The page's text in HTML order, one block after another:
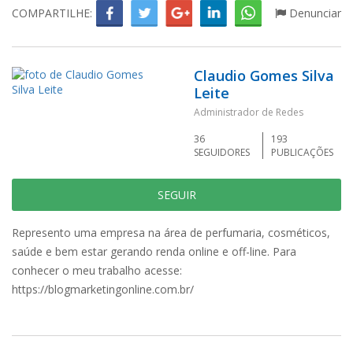
COMPARTILHE: Denunciar
Claudio Gomes Silva
Leite
Administrador de Redes
36
SEGUIDORES
193
PUBLICAÇÕES
SEGUIR
Represento uma empresa na área de perfumaria, cosméticos,
saúde e bem estar gerando renda online e off-line. Para
conhecer o meu trabalho acesse:
https://blogmarketingonline.com.br/